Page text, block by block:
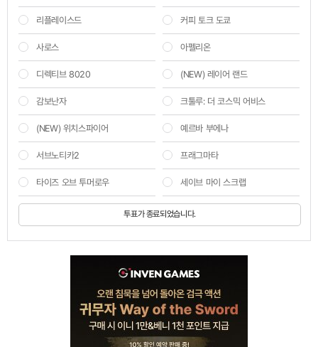
리플레이스드 커피 토크 도쿄
사로스 아펠리온
디렉티브 8020 (NEW) 레이어 랜드
감보난자 크툴루: 더 코스믹 어비스
(NEW) 위치스파이어 예르바 부에나
서브노티카2 프래그마타
타이즈 오브 투머로우 세이브 마이 스크랩
투표가 종료되었습니다.